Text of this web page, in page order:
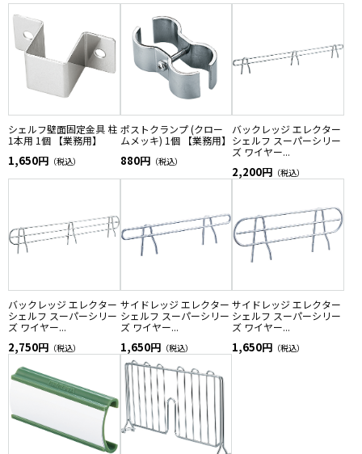
シェルフ壁面固定金具 柱
1本用 1個 【業務用】
1,650円 （税込）
ポストクランプ (クロー
ムメッキ) 1個 【業務用】
880円（税込）
バックレッジ エレクター
シェルフ スーパーシリー
ズ ワイヤー...
2,200円 （税込）
バックレッジ エレクター
シェルフ スーパーシリー
ズ ワイヤー...
2,750円 （税込）
サイドレッジ エレクター
シェルフ スーパーシリー
ズ ワイヤー...
1,650円（税込）
サイドレッジ エレクター
シェルフ スーパーシリー
ズ ワイヤー...
1,650円 （税込）